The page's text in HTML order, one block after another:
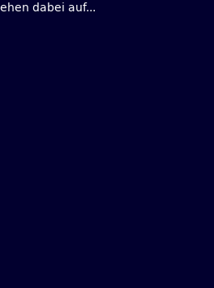
dabei auf...